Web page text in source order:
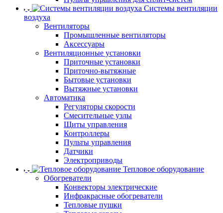
Системы вентиляции
воздуха
Вентиляторы
Промышленные вентиляторы
Аксессуары
Вентиляционные установки
Приточные установки
Приточно-вытяжные
Бытовые установки
Вытяжные установки
Автоматика
Регуляторы скорости
Смесительные узлы
Щиты управления
Контроллеры
Пульты управления
Датчики
Электроприводы
Тепловое оборудование
Обогреватели
Конвекторы электрические
Инфракрасные обогреватели
Тепловые пушки